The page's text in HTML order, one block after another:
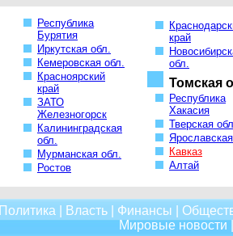
Республика
Бурятия
Иркутская обл.
Кемеровская обл.
Красноярский
край
ЗАТО
Железногорск
Калининградская
обл.
Мурманская обл.
Ростов
край
обл.
Томская
Республика
Хакасия
Тверская
Кавказ
Алтай
Политика Власть| Финансы
Мировые новости